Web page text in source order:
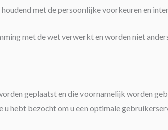
met de persoonlijke voorkeuren en
met de wet verwerkt en worden niet
geplaatst en die voornamelijk worden
hebt bezocht om u een optimale